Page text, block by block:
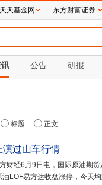
公告 研报
标题 正文
演过山车行情
财经6月9日电，国际原油期
LOF易方达收盘涨停，今天
天天基金网 东方财富证券